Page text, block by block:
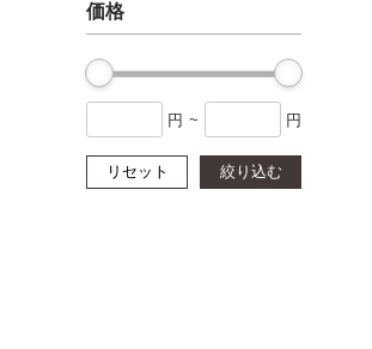
価格
円 ~ 円
リセット 絞り込む